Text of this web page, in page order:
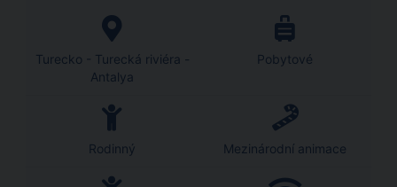
Turecko - Turecká riviéra -
Antalya
Pobytové
Rodinný Mezinárodní animace